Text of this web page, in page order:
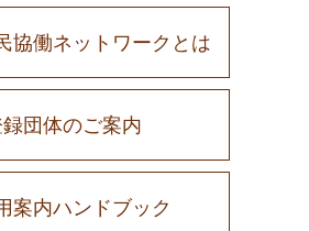
協働ネットワークとは
団体のご案内
案内ハンドブック